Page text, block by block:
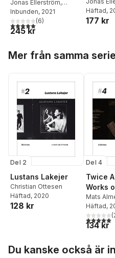
encyklopedi
Jonas Ellerström,
Isabella Nilsson
Inbunden, 2021
5,0utav 5 stjärnor. Totalt antal röster:
(6)
245 kr
Häftad,
177 kr
Mer från samma serie
Del 2
Lustans Lakejer
Christian Ottesen
Häftad, 2020
128 kr
Del 4
Twice
Works
Mats
Häftad,
5,0utav 5(
134 kr
Du kanske också är